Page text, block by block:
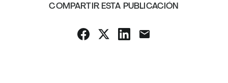
COMPARTIR ESTA PUBLICACIÓN